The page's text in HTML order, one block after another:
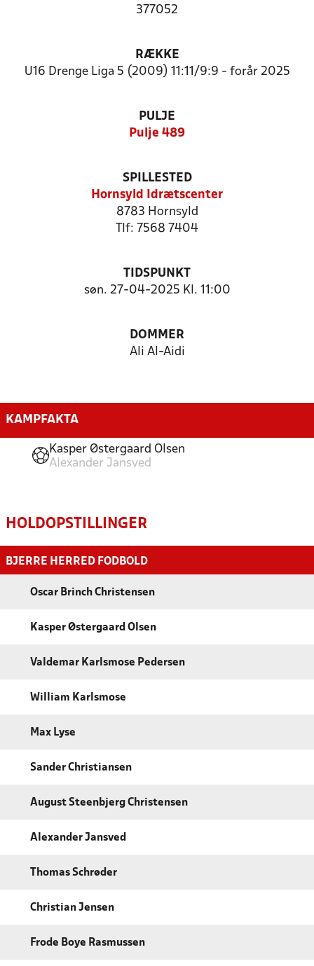
377052
RÆKKE
U16 Drenge Liga 5 (2009) 11:11/9:9 - forår 2025
PULJE
Pulje 489
SPILLESTED
Hornsyld Idrætscenter
8783 Hornsyld
Tlf: 7568 7404
TIDSPUNKT
søn. 27-04-2025 Kl. 11:00
DOMMER
Ali Al-Aidi
KAMPFAKTA
Kasper Østergaard Olsen
Alexander Jansved
HOLDOPSTILLINGER
BJERRE HERRED FODBOLD
Oscar Brinch Christensen
Kasper Østergaard Olsen
Valdemar Karlsmose Pedersen
William Karlsmose
Max Lyse
Sander Christiansen
August Steenbjerg Christensen
Alexander Jansved
Thomas Schrøder
Christian Jensen
Frode Boye Rasmussen